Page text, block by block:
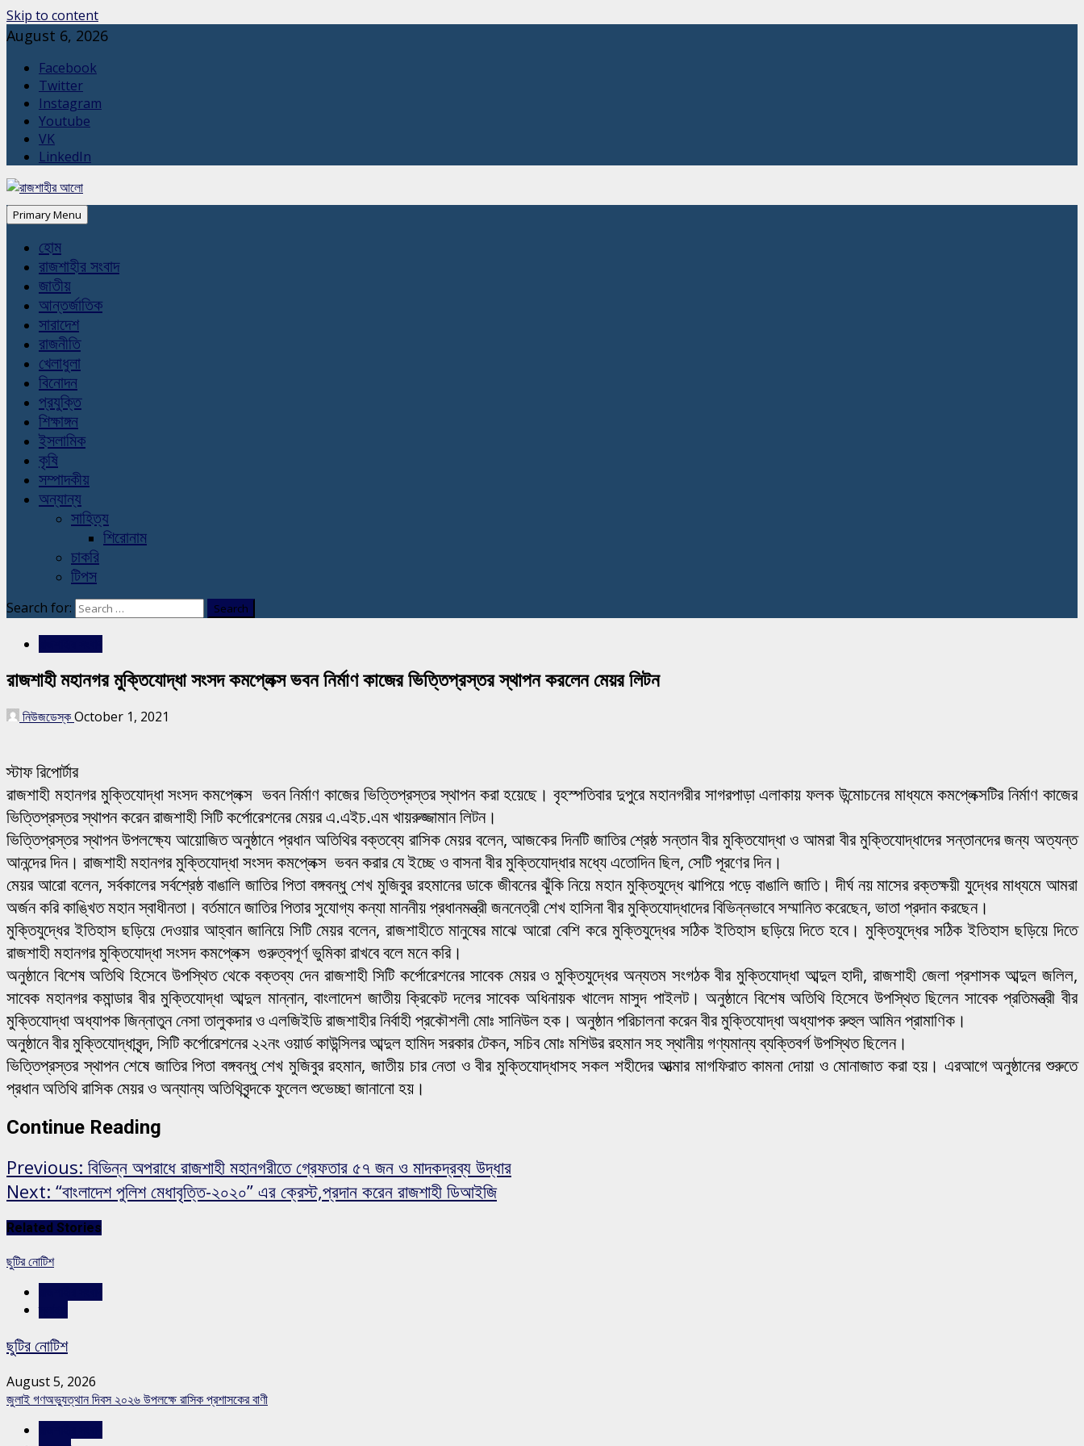
Skip to content
August 6, 2026
Facebook
Twitter
Instagram
Youtube
VK
LinkedIn
Primary Menu
হোম
রাজশাহীর সংবাদ
জাতীয়
আন্তর্জাতিক
সারাদেশ
রাজনীতি
খেলাধুলা
বিনোদন
প্রযুক্তি
শিক্ষাঙ্গন
ইসলামিক
কৃষি
সম্পাদকীয়
অন্যান্য
সাহিত্য
শিরোনাম
চাকরি
টিপস
Search for:
রাজশাহী মহানগর মুক্তিযোদ্ধা সংসদ কমপ্লেক্স ভবন নির্মাণ কাজের ভিত্তিপ্রস্তর স্থাপন করলেন মেয়র লিটন
নিউজডেস্কOctober 1, 2021
স্টাফ রিপোর্টার
রাজশাহী মহানগর মুক্তিযোদ্ধা সংসদ কমপ্লেক্স ভবন নির্মাণ কাজের ভিত্তিপ্রস্তর স্থাপন করা হয়েছে। বৃহস্পতিবার দুপুরে মহানগরীর সাগরপাড়া এলাকায় ফলক উন্মোচনের মাধ্যমে কমপ্লেক্সটির নির্মাণ কাজের
ভিত্তিপ্রস্তর স্থাপন করেন রাজশাহী সিটি কর্পোরেশনের মেয়র এ.এইচ.এম খায়রুজ্জামান লিটন।
ভিত্তিপ্রস্তর স্থাপন উপলক্ষ্যে আয়োজিত অনুষ্ঠানে প্রধান অতিথির বক্তব্যে রাসিক মেয়র বলেন, আজকের দিনটি জাতির শ্রেষ্ঠ সন্তান বীর মুক্তিযোদ্ধা ও আমরা বীর মুক্তিযোদ্ধাদের সন্তানদের জন্য অত্যন্ত
আনন্দের দিন। রাজশাহী মহানগর মুক্তিযোদ্ধা সংসদ কমপ্লেক্স ভবন করার যে ইচ্ছে ও বাসনা বীর মুক্তিযোদ্ধার মধ্যে এতোদিন ছিল, সেটি পূরণের দিন।
মেয়র আরো বলেন, সর্বকালের সর্বশ্রেষ্ঠ বাঙালি জাতির পিতা বঙ্গবন্ধু শেখ মুজিবুর রহমানের ডাকে জীবনের ঝুঁকি নিয়ে মহান মুক্তিযুদ্ধে ঝাপিয়ে পড়ে বাঙালি জাতি। দীর্ঘ নয় মাসের রক্তক্ষয়ী যুদ্ধের মাধ্যমে আমরা
অর্জন করি কাঙ্খিত মহান স্বাধীনতা। বর্তমানে জাতির পিতার সুযোগ্য কন্যা মাননীয় প্রধানমন্ত্রী জননেত্রী শেখ হাসিনা বীর মুক্তিযোদ্ধাদের বিভিন্নভাবে সম্মানিত করেছেন, ভাতা প্রদান করছেন।
মুক্তিযুদ্ধের ইতিহাস ছড়িয়ে দেওয়ার আহ্বান জানিয়ে সিটি মেয়র বলেন, রাজশাহীতে মানুষের মাঝে আরো বেশি করে মুক্তিযুদ্ধের সঠিক ইতিহাস ছড়িয়ে দিতে হবে। মুক্তিযুদ্ধের সঠিক ইতিহাস ছড়িয়ে দিতে
রাজশাহী মহানগর মুক্তিযোদ্ধা সংসদ কমপ্লেক্স গুরুত্বপূর্ণ ভুমিকা রাখবে বলে মনে করি।
অনুষ্ঠানে বিশেষ অতিথি হিসেবে উপস্থিত থেকে বক্তব্য দেন রাজশাহী সিটি কর্পোরেশনের সাবেক মেয়র ও মুক্তিযুদ্ধের অন্যতম সংগঠক বীর মুক্তিযোদ্ধা আব্দুল হাদী, রাজশাহী জেলা প্রশাসক আব্দুল জলিল,
সাবেক মহানগর কমান্ডার বীর মুক্তিযোদ্ধা আব্দুল মান্নান, বাংলাদেশ জাতীয় ক্রিকেট দলের সাবেক অধিনায়ক খালেদ মাসুদ পাইলট। অনুষ্ঠানে বিশেষ অতিথি হিসেবে উপস্থিত ছিলেন সাবেক প্রতিমন্ত্রী বীর
মুক্তিযোদ্ধা অধ্যাপক জিন্নাতুন নেসা তালুকদার ও এলজিইডি রাজশাহীর নির্বাহী প্রকৌশলী মোঃ সানিউল হক। অনুষ্ঠান পরিচালনা করেন বীর মুক্তিযোদ্ধা অধ্যাপক রুহুল আমিন প্রামাণিক।
অনুষ্ঠানে বীর মুক্তিযোদ্ধাবৃন্দ, সিটি কর্পোরেশনের ২২নং ওয়ার্ড কাউন্সিলর আব্দুল হামিদ সরকার টেকন, সচিব মোঃ মশিউর রহমান সহ স্থানীয় গণ্যমান্য ব্যক্তিবর্গ উপস্থিত ছিলেন।
ভিত্তিপ্রস্তর স্থাপন শেষে জাতির পিতা বঙ্গবন্ধু শেখ মুজিবুর রহমান, জাতীয় চার নেতা ও বীর মুক্তিযোদ্ধাসহ সকল শহীদের আত্মার মাগফিরাত কামনা দোয়া ও মোনাজাত করা হয়। এরআগে অনুষ্ঠানের শুরুতে
প্রধান অতিথি রাসিক মেয়র ও অন্যান্য অতিথিবৃন্দকে ফুলেল শুভেচ্ছা জানানো হয়।
Continue Reading
Previous: বিভিন্ন অপরাধে রাজশাহী মহানগরীতে গ্রেফতার ৫৭ জন ও মাদকদ্রব্য উদ্ধার
Next: “বাংলাদেশ পুলিশ মেধাবৃত্তি-২০২০” এর ক্রেস্ট,প্রদান করেন রাজশাহী ডিআইজি
Related Stories
ছুটির নোটিশ
ছুটির নোটিশ
August 5, 2026
জুলাই গণঅভ্যুত্থান দিবস ২০২৬ উপলক্ষে রাসিক প্রশাসকের বাণী